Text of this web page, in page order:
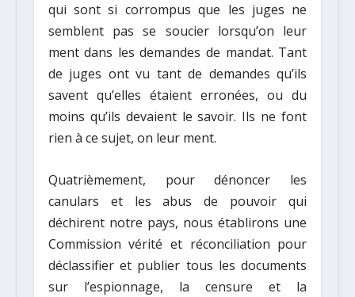
qui sont si corrompus que les juges ne
semblent pas se soucier lorsqu’on leur
ment dans les demandes de mandat. Tant
de juges ont vu tant de demandes qu’ils
savent qu’elles étaient erronées, ou du
moins qu’ils devaient le savoir. Ils ne font
rien à ce sujet, on leur ment.
Quatrièmement, pour dénoncer les
canulars et les abus de pouvoir qui
déchirent notre pays, nous établirons une
Commission vérité et réconciliation pour
déclassifier et publier tous les documents
sur l’espionnage, la censure et la